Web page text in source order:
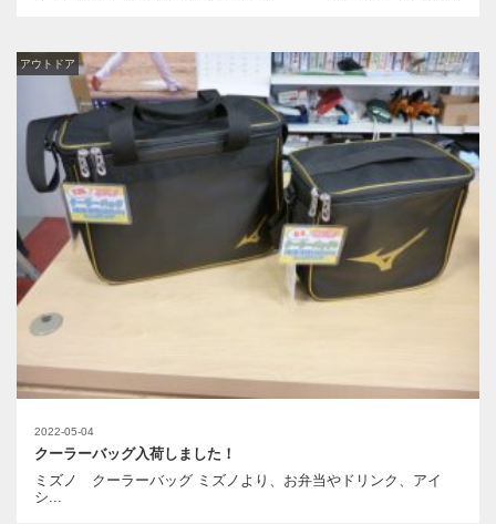
2022-05-04
アウトドア
クーラーバッグ入荷しました！
ミズノ クーラーバッグ ミズノより、お弁当やドリンク、アイ
シ...